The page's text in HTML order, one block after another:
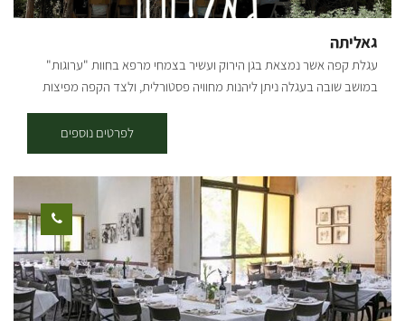
גאליתה
עגלת קפה אשר נמצאת בגן הירוק ועשיר בצמחי מרפא בחוות "ערוגות"
במושב שובה בעגלה ניתן ליהנות מחוויה פסטורלית, ולצד הקפה מפיצות
לפרטים נוספים